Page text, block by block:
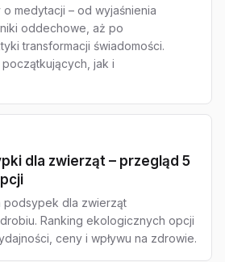
medytacji – od wyjaśnienia
oddechowe, aż po
transformacji świadomości.
jak i
dla zwierząt – przegląd 5
podsypek dla zwierząt
Ranking ekologicznych opcji
ceny i wpływu na zdrowie.